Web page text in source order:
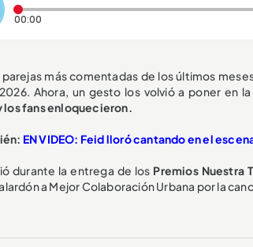
00:00
parejas más comentadas de los últimos
Ahora, un gesto los volvió a poner en
los fans enloquecieron.
EN VIDEO: Feid lloró cantando en el
durante la entrega de los Premios Nuestra
a Mejor Colaboración Urbana por la